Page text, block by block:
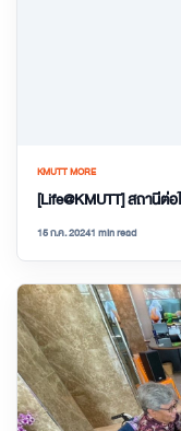
KMUTT MORE
[Life@KMUTT] สถานีต่
15 ก.ค. 20241 min read